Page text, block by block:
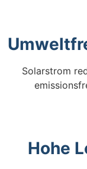
Solarstrom
Hohe